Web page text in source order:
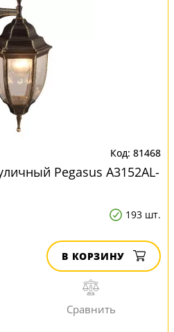
81468
Pegasus A3152AL-
193 шт.
В КОРЗИНУ